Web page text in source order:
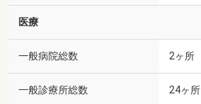
医療
一般病院総数 2ヶ所
一般診療所総数 24ヶ所